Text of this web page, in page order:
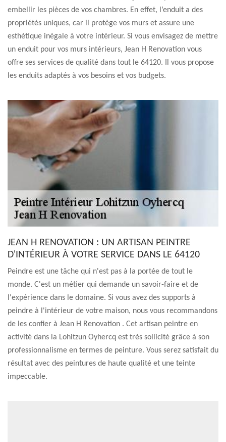
embellir les pièces de vos chambres. En effet, l’enduit a des
propriétés uniques, car il protège vos murs et assure une
esthétique inégale à votre intérieur. Si vous envisagez de mettre
un enduit pour vos murs intérieurs, Jean H Renovation vous
offre ses services de qualité dans tout le 64120. Il vous propose
les enduits adaptés à vos besoins et vos budgets.
JEAN H RENOVATION : UN ARTISAN PEINTRE
D'INTÉRIEUR À VOTRE SERVICE DANS LE 64120
Peindre est une tâche qui n'est pas à la portée de tout le
monde. C'est un métier qui demande un savoir-faire et de
l'expérience dans le domaine. Si vous avez des supports à
peindre à l'intérieur de votre maison, nous vous recommandons
de les confier à Jean H Renovation . Cet artisan peintre en
activité dans la Lohitzun Oyhercq est très sollicité grâce à son
professionnalisme en termes de peinture. Vous serez satisfait du
résultat avec des peintures de haute qualité et une teinte
impeccable.